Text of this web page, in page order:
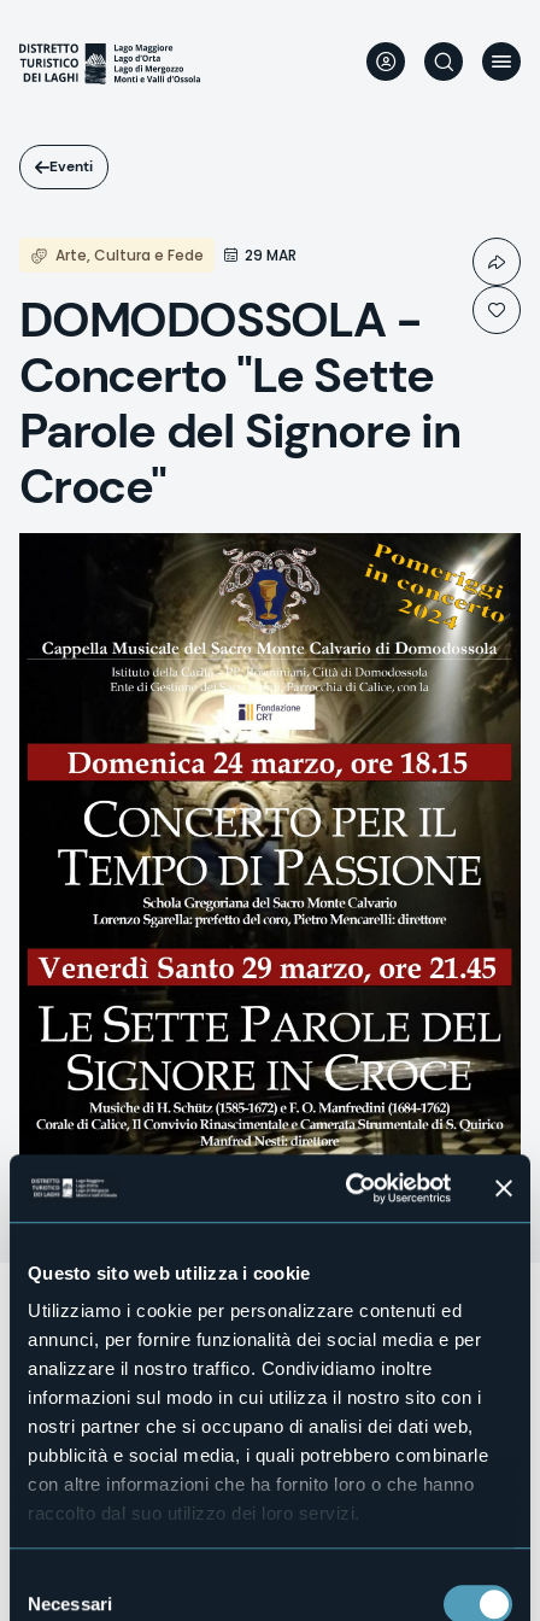
Questo sito web utilizza i cookie
Utilizziamo i cookie per personalizzare contenuti ed
annunci, per fornire funzionalità dei social media e per
analizzare il nostro traffico. Condividiamo inoltre
informazioni sul modo in cui utilizza il nostro sito con i
nostri partner che si occupano di analisi dei dati web,
pubblicità e social media, i quali potrebbero combinarle
con altre informazioni che ha fornito loro o che hanno
raccolto dal suo utilizzo dei loro servizi.
delNecessari
contenuto
principale
Eventi
Arte, Cultura e Fede 29 MAR
DOMODOSSOLA -
Concerto "Le Sette
Parole del Signore in
Croce"
Domenica 29 marzo alle ore 21:45si terrà ilconcerto "Le
Sette Parole del Signore in Croce".Concerto della Corale
di Calice, Il Convivio Rinascimentale e Camerata
Strumentale di S. Quirico. L’attività della Cappella Musicale
è resa possibile grazie alla sensibilità dell’Istituto della Carità
– PP. Rosminiani, della Parrocchia di Calice, dell’Ente di
Gestione dei Sacri Monti, della Città di Domodossola e con
il sostegno e il contributo prezioso della Fondazione CRT.
Organizzatore
Luogo dell'evento